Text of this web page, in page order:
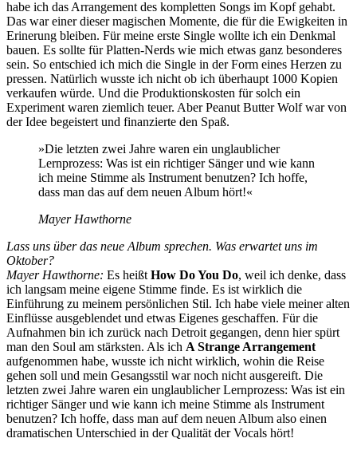
habe ich das Arrangement des kompletten Songs im Kopf gehabt.
Das war einer dieser magischen Momente, die für die Ewigkeiten in
Erinerung bleiben. Für meine erste Single wollte ich ein Denkmal
bauen. Es sollte für Platten-Nerds wie mich etwas ganz besonderes
sein. So entschied ich mich die Single in der Form eines Herzen zu
pressen. Natürlich wusste ich nicht ob ich überhaupt 1000 Kopien
verkaufen würde. Und die Produktionskosten für solch ein
Experiment waren ziemlich teuer. Aber Peanut Butter Wolf war von
der Idee begeistert und finanzierte den Spaß.
»Die letzten zwei Jahre waren ein unglaublicher
Lernprozess: Was ist ein richtiger Sänger und wie kann
ich meine Stimme als Instrument benutzen? Ich hoffe,
dass man das auf dem neuen Album hört!«
Mayer Hawthorne
Lass uns über das neue Album sprechen. Was erwartet uns im
Oktober?
Mayer Hawthorne: Es heißt How Do You Do, weil ich denke, dass
ich langsam meine eigene Stimme finde. Es ist wirklich die
Einführung zu meinem persönlichen Stil. Ich habe viele meiner alten
Einflüsse ausgeblendet und etwas Eigenes geschaffen. Für die
Aufnahmen bin ich zurück nach Detroit gegangen, denn hier spürt
man den Soul am stärksten. Als ich A Strange Arrangement
aufgenommen habe, wusste ich nicht wirklich, wohin die Reise
gehen soll und mein Gesangsstil war noch nicht ausgereift. Die
letzten zwei Jahre waren ein unglaublicher Lernprozess: Was ist ein
richtiger Sänger und wie kann ich meine Stimme als Instrument
benutzen? Ich hoffe, dass man auf dem neuen Album also einen
dramatischen Unterschied in der Qualität der Vocals hört!